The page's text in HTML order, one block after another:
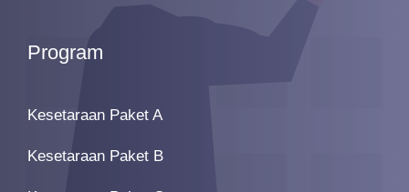
Program
Kesetaraan Paket A
Kesetaraan Paket B